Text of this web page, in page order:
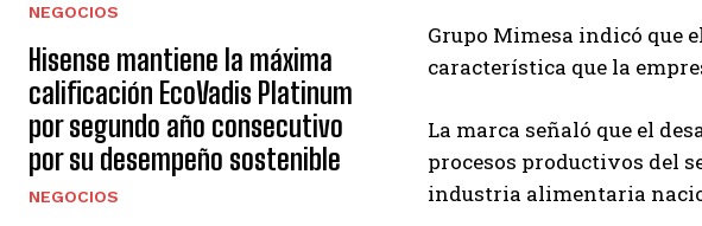
NEGOCIOS
Hisense mantiene la máxima
calificación EcoVadis Platinum
por segundo año consecutivo
por su desempeño sostenible
NEGOCIOS
Grupo Mimesa indicó que
característica que la
La marca señaló que el
procesos productivos del
industria alimentaria